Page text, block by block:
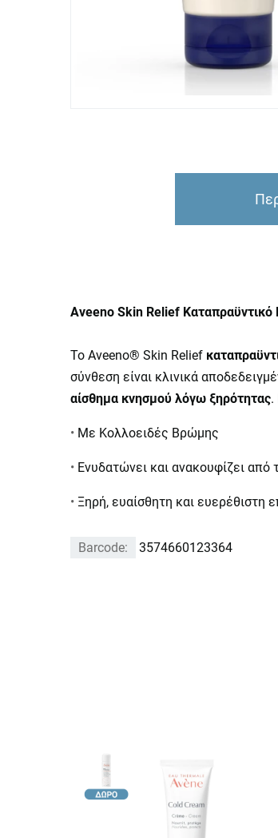
Aveeno Skin Relief
Το Aveeno® Skin Relief
σύνθεση είναι κλινικά
αίσθημα κνησμού λόγω ξηρότητας.
• Με Κολλοειδές Βρώμης
• Ενυδατώνει και ανακουφίζει
• Ξηρή, ευαίσθητη και ευερέθιστη
Barcode: 3574660123364